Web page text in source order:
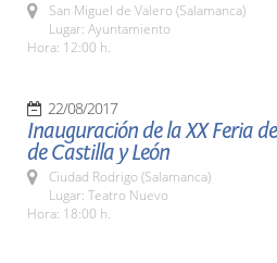
San Miguel de Valero (Salamanca)
Lugar: Ayuntamiento
Hora: 12:00 h.
22/08/2017
Inauguración de la XX Feria
de Castilla y León
Ciudad Rodrigo (Salamanca)
Lugar: Teatro Nuevo
Hora: 18:00 h.